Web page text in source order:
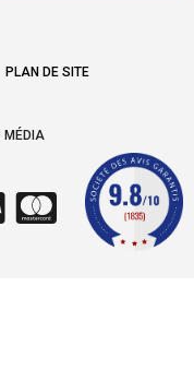
PLAN DE SITE
MÉDIA